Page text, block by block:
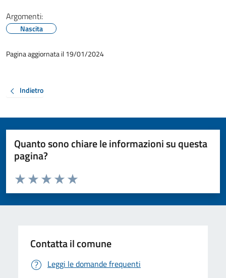
Argomenti:
Nascita
Pagina aggiornata il 19/01/2024
Indietro
Quanto sono chiare le informazioni su questa
pagina?
Valuta da 1 a 5 stelle la pagina
Valuta 5 stelle su 5
Valuta 4 stelle su 5
Valuta 3 stelle su 5
Valuta 2 stelle su 5
Valuta 1 stelle su 5
Contatta il comune
Leggi le domande frequenti